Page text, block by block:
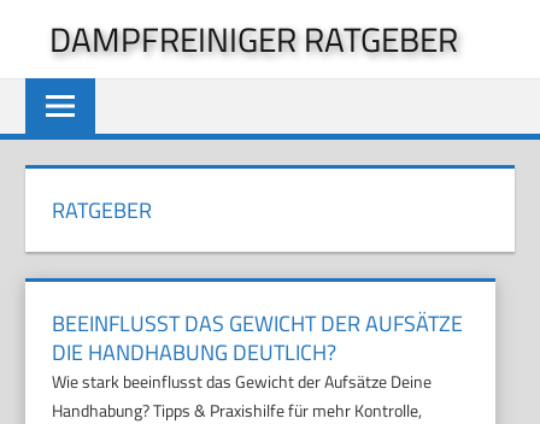
springen
DAMPFREINIGER RATGEBER
RATGEBER
BEEINFLUSST DAS GEWICHT DER AUFSÄTZE
DIE HANDHABUNG DEUTLICH?
Wie stark beeinflusst das Gewicht der Aufsätze Deine
Handhabung? Tipps & Praxishilfe für mehr Kontrolle,